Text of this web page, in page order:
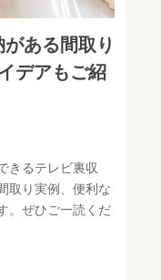
ある間取り
デアもご紹
きるテレビ裏収
取り実例、便利な
。ぜひご一読くだ